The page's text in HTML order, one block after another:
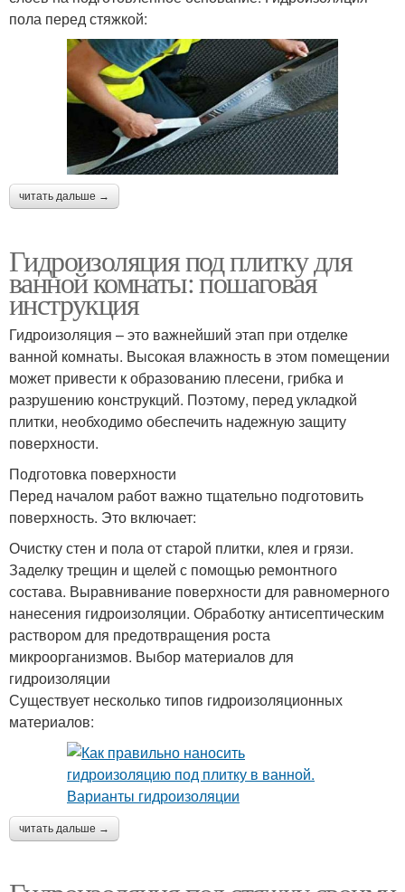
пола перед стяжкой:
читать дальше →
Гидроизоляция под плитку для
ванной комнаты: пошаговая
инструкция
Гидроизоляция – это важнейший этап при отделке
ванной комнаты. Высокая влажность в этом помещении
может привести к образованию плесени, грибка и
разрушению конструкций. Поэтому, перед укладкой
плитки, необходимо обеспечить надежную защиту
поверхности.
Подготовка поверхности
Перед началом работ важно тщательно подготовить
поверхность. Это включает:
Очистку стен и пола от старой плитки, клея и грязи.
Заделку трещин и щелей с помощью ремонтного
состава. Выравнивание поверхности для равномерного
нанесения гидроизоляции. Обработку антисептическим
раствором для предотвращения роста
микроорганизмов. Выбор материалов для
гидроизоляции
Существует несколько типов гидроизоляционных
материалов:
читать дальше →